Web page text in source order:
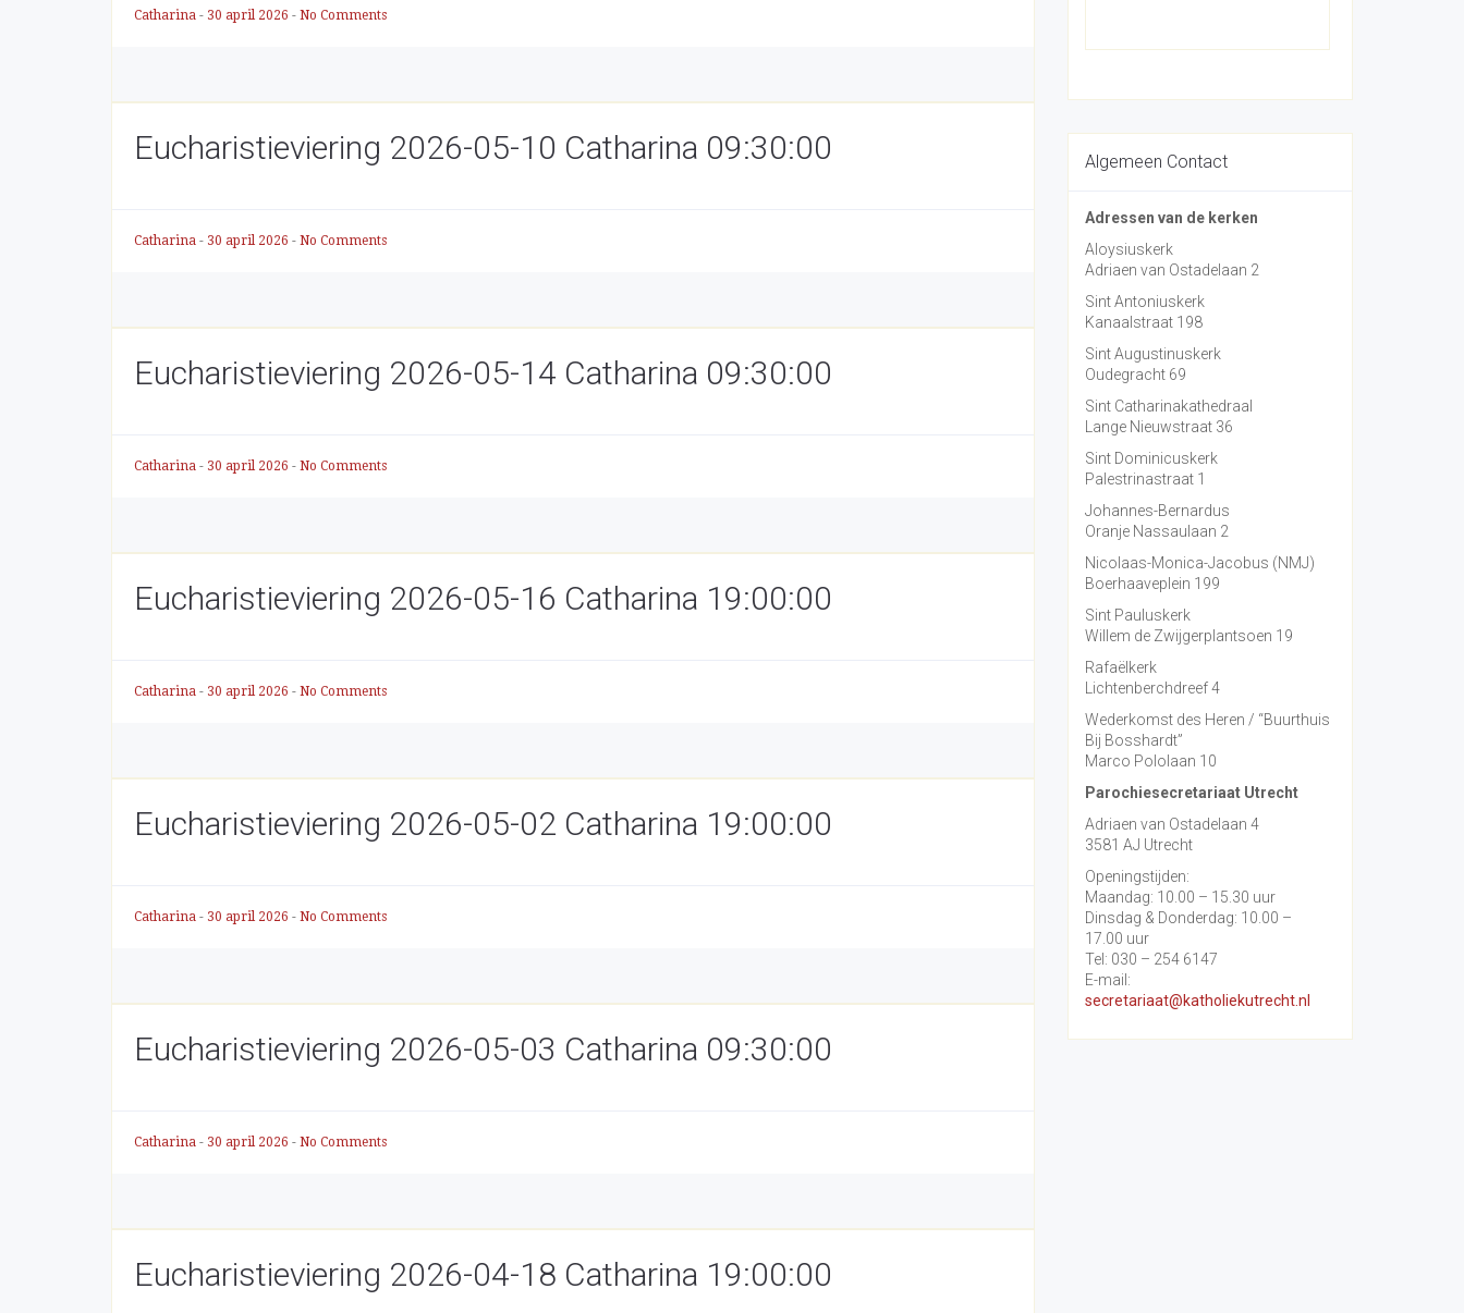
Catharina - 30 april 2026 - No Comments
Eucharistieviering 2026-05-10 Catharina 09:30:00
Catharina - 30 april 2026 - No Comments
Eucharistieviering 2026-05-14 Catharina 09:30:00
Catharina - 30 april 2026 - No Comments
Eucharistieviering 2026-05-16 Catharina 19:00:00
Catharina - 30 april 2026 - No Comments
Eucharistieviering 2026-05-02 Catharina 19:00:00
Catharina - 30 april 2026 - No Comments
Eucharistieviering 2026-05-03 Catharina 09:30:00
Catharina - 30 april 2026 - No Comments
Eucharistieviering 2026-04-18 Catharina 19:00:00
Algemeen Contact
Adressen van de kerken
Aloysiuskerk
Adriaen van Ostadelaan 2
Sint Antoniuskerk
Kanaalstraat 198
Sint Augustinuskerk
Oudegracht 69
Sint Catharinakathedraal
Lange Nieuwstraat 36
Sint Dominicuskerk
Palestrinastraat 1
Johannes-Bernardus
Oranje Nassaulaan 2
Nicolaas-Monica-Jacobus (NMJ)
Boerhaaveplein 199
Sint Pauluskerk
Willem de Zwijgerplantsoen 19
Rafaëlkerk
Lichtenberchdreef 4
Wederkomst des Heren / “Buurthuis
Bij Bosshardt”
Marco Pololaan 10
Parochiesecretariaat Utrecht
Adriaen van Ostadelaan 4
3581 AJ Utrecht
Openingstijden:
Maandag: 10.00 – 15.30 uur
Dinsdag & Donderdag: 10.00 –
17.00 uur
Tel: 030 – 254 6147
E-mail:
secretariaat@katholiekutrecht.nl